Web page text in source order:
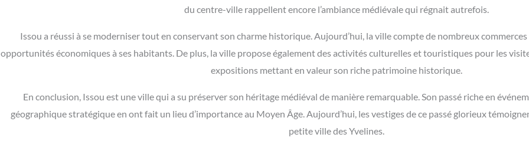
du centre-ville rappellent encore l’ambiance médiévale qui régnait autrefois.
Issou a réussi à se moderniser tout en conservant son charme historique. Aujourd’hui, la ville compte de nombreux
opportunités économiques à ses habitants. De plus, la ville propose également des activités culturelles et touristiques pour les
expositions mettant en valeur son riche patrimoine historique.
En conclusion, Issou est une ville qui a su préserver son héritage médiéval de manière remarquable. Son passé riche en
géographique stratégique en ont fait un lieu d’importance au Moyen Âge. Aujourd’hui, les vestiges de ce passé glorieux
petite ville des Yvelines.